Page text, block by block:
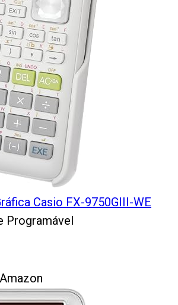
Casio FX-9750GIII-WE
Programável